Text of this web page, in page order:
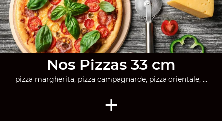
Nos Pizzas 33 cm
pizza margherita, pizza campagnarde, pizza orientale, ...
+